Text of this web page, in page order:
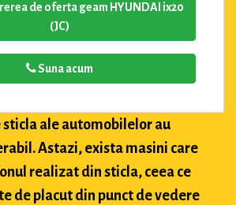
de oferta geam HYUNDAI ix20
(JC)
Suna acum
ale automobilelor au
Astazi, exista masini care
realizat din sticla, ceea ce
de placut din punct de vedere